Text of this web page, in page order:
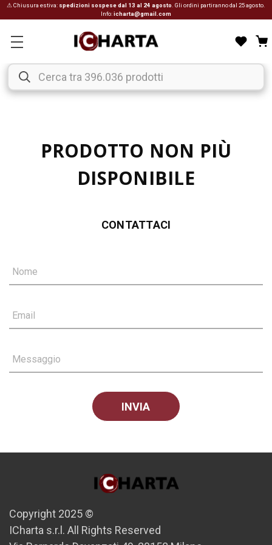
⚠ Chiusura estiva: spedizioni sospese dal 13 al 24 agosto . Gli ordini partiranno dal 25 agosto.
Info:icharta@gmail.com
PRODOTTO NON PIÙ
DISPONIBILE
CONTATTACI
Nome
Email
Messaggio
Copyright 2025 ©
ICharta s.r.l. All Rights Reserved